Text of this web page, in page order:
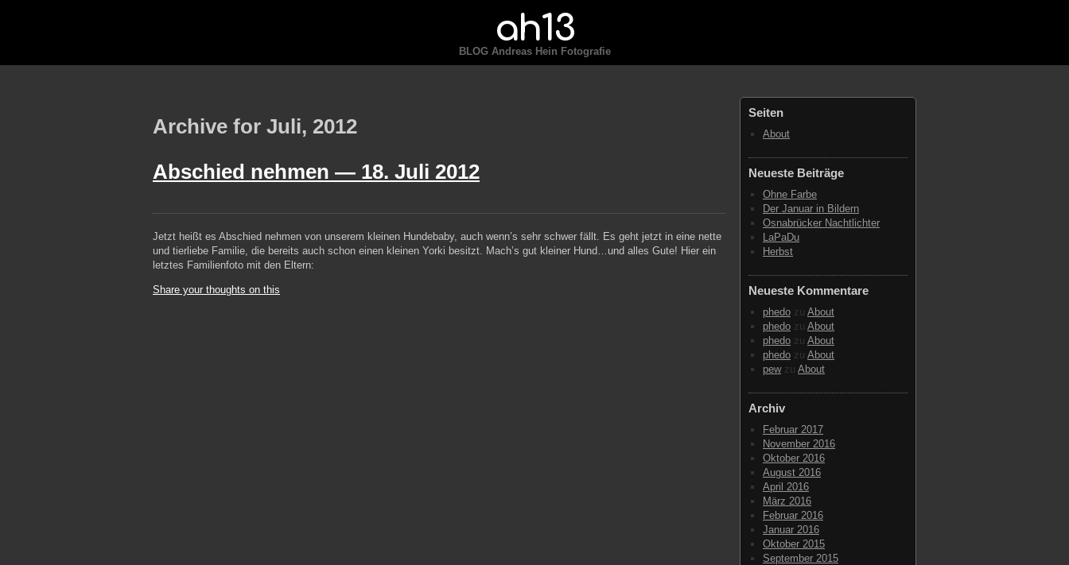
ah13
BLOG Andreas Hein Fotografie
Archive for Juli, 2012
Abschied nehmen — 18. Juli 2012
Jetzt heißt es Abschied nehmen von unserem kleinen Hundebaby, auch wenn’s sehr schwer fällt. Es geht jetzt in eine nette
und tierliebe Familie, die bereits auch schon einen kleinen Yorki besitzt. Mach’s gut kleiner Hund…und alles Gute! Hier ein
letztes Familienfoto mit den Eltern:
Share your thoughts on this
Seiten
About
Neueste Beiträge
Ohne Farbe
Der Januar in Bildern
Osnabrücker Nachtlichter
LaPaDu
Herbst
Neueste Kommentare
phedo zu About
phedo zu About
phedo zu About
phedo zu About
pewzu About
Archiv
Februar 2017
November 2016
Oktober 2016
August 2016
April 2016
März 2016
Februar 2016
Januar 2016
Oktober 2015
September 2015